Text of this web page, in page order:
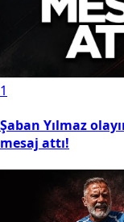
1
Şaban Yılmaz
mesaj attı!